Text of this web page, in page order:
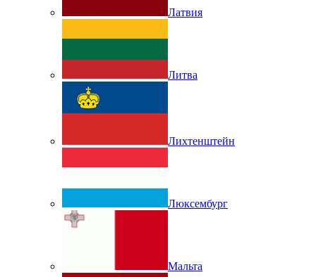
Латвия
Литва
Лихтенштейн
Люксембург
Мальта